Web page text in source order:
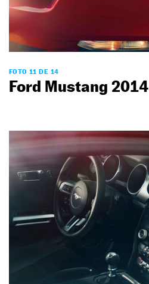
FOTO 11 DE 14
Ford Mustang 2014